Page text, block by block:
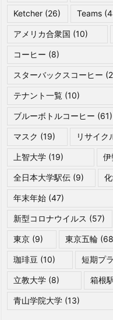
Ketcher (26) Teams
アメリカ合衆国 (10)
コーヒー (8)
スターバックスコーヒー
テナント一覧 (10)
ブルーボトルコーヒー (61)
マスク (19) リサイク
上智大学 (19) 伊
全日本大学駅伝 (9)
年末年始 (47)
新型コロナウイルス (57)
東京 (9) 東京五輪
珈琲豆 (10) 短期プ
立教大学 (8) 箱根
青山学院大学 (13)